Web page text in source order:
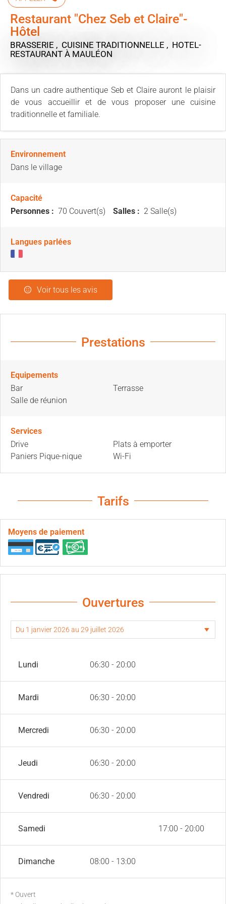
Restaurant "Chez Seb et Claire"-
Hôtel
BRASSERIE , CUISINE TRADITIONNELLE , HOTEL-
RESTAURANT À MAULÉON
Dans un cadre authentique Seb et Claire auront le plaisir
de vous accueillir et de vous proposer une cuisine
traditionnelle et familiale.
Environnement
Dans le village
Capacité
Personnes : 70 Couvert(s) Salles : 2 Salle(s)
Langues parlées
Voir tous les avis
Prestations
Equipements
Bar
Salle de réunion
Terrasse
Services
Drive
Paniers Pique-nique
Plats à emporter
Wi-Fi
Tarifs
Moyens de paiement
Ouvertures
Lundi 06:30 - 20:00
Mardi 06:30 - 20:00
Mercredi 06:30 - 20:00
Jeudi 06:30 - 20:00
Vendredi 06:30 - 20:00
Samedi 17:00 - 20:00
Dimanche 08:00 - 13:00
* Ouvert